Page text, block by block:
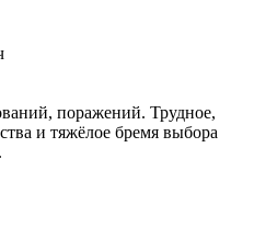
поражений. Трудное,
и тяжёлое бремя выбора